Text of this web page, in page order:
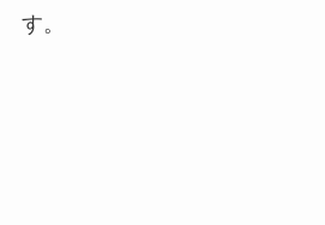
す。